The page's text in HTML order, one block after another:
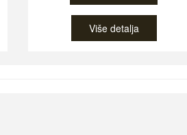
Više detalja